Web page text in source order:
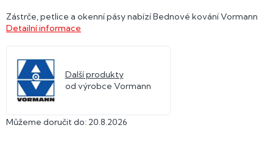
Můžeme doručit do: 20.8.2026
Zástrče, petlice a okenní pásy nabízí Bednové kování Vormann
Detailní informace
Další produkty
od výrobce Vormann